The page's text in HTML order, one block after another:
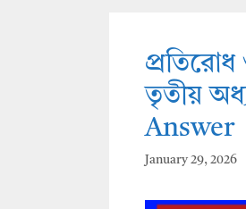
প্রতিরোধ
তৃতীয়
Answer
January 29, 2026